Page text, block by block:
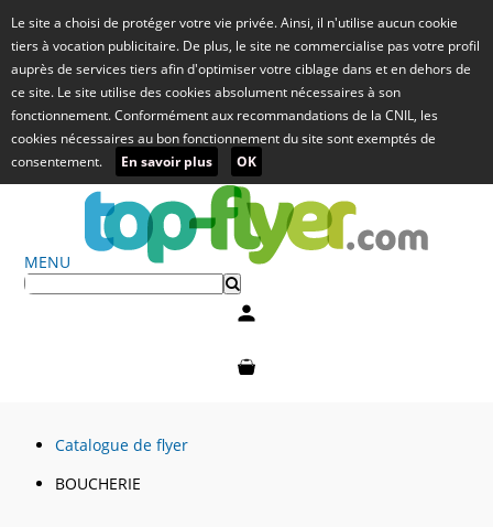
Le site a choisi de protéger votre vie privée. Ainsi, il n'utilise aucun cookie
tiers à vocation publicitaire. De plus, le site ne commercialise pas votre profil
auprès de services tiers afin d'optimiser votre ciblage dans et en dehors de
ce site. Le site utilise des cookies absolument nécessaires à son
fonctionnement. Conformément aux recommandations de la CNIL, les
cookies nécessaires au bon fonctionnement du site sont exemptés de
consentement.
En savoir plus OK
MENU
Catalogue de flyer
BOUCHERIE